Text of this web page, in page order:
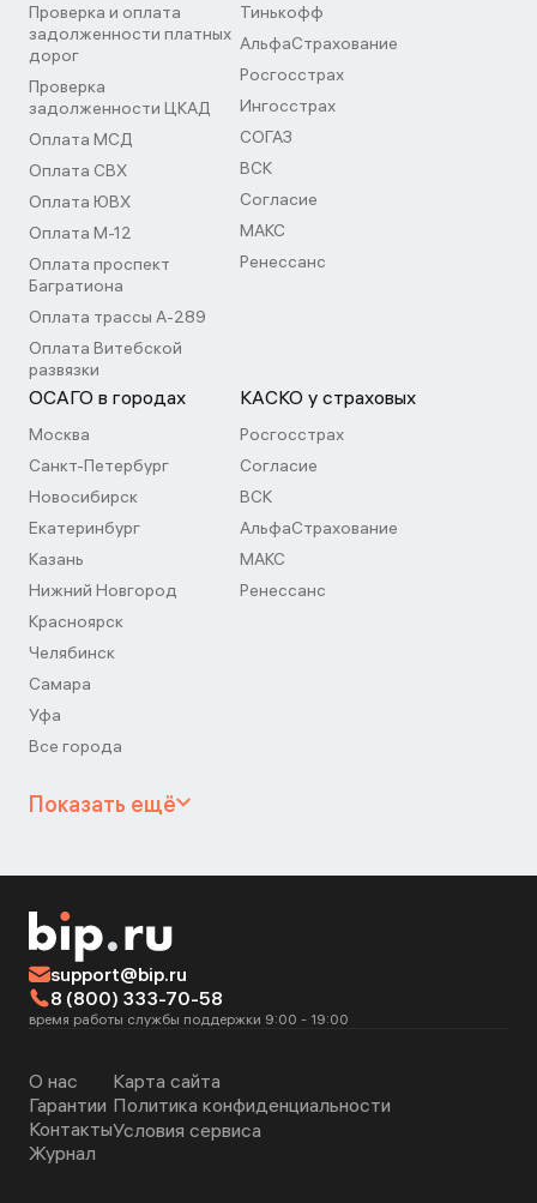
Проверка и оплата
задолженности платных
дорог
Проверка
задолженности ЦКАД
Оплата МСД
Оплата СВХ
Оплата ЮВХ
Оплата М-12
Оплата проспект
Багратиона
Оплата трассы А-289
Оплата Витебской
развязки
Тинькофф
АльфаСтрахование
Росгосстрах
Ингосстрах
СОГАЗ
ВСК
Согласие
МАКС
Ренессанс
ОСАГО в городах
Москва
Санкт-Петербург
Новосибирск
Екатеринбург
Казань
Нижний Новгород
Красноярск
Челябинск
Самара
Уфа
Все города
КАСКО у страховых
Росгосстрах
Согласие
ВСК
АльфаСтрахование
МАКС
Ренессанс
Показать ещё
support@bip.ru
8 (800) 333-70-58
время работы службы поддержки 9:00 - 19:00
О нас
Гарантии
Контакты
Журнал
Карта сайта
Политика конфиденциальности
Условия сервиса